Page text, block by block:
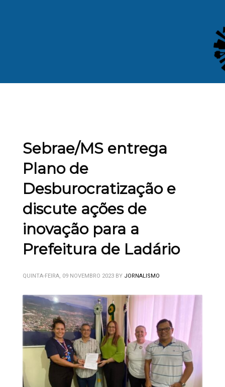
Sebrae/MS entrega
Plano de
Desburocratização e
discute ações de
inovação para a
Prefeitura de Ladário
QUINTA-FEIRA, 09 NOVEMBRO 2023 BY JORNALISMO